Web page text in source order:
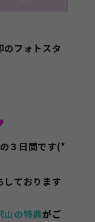
のフォトスタ
の３日間です(*
しております
山の特典がご